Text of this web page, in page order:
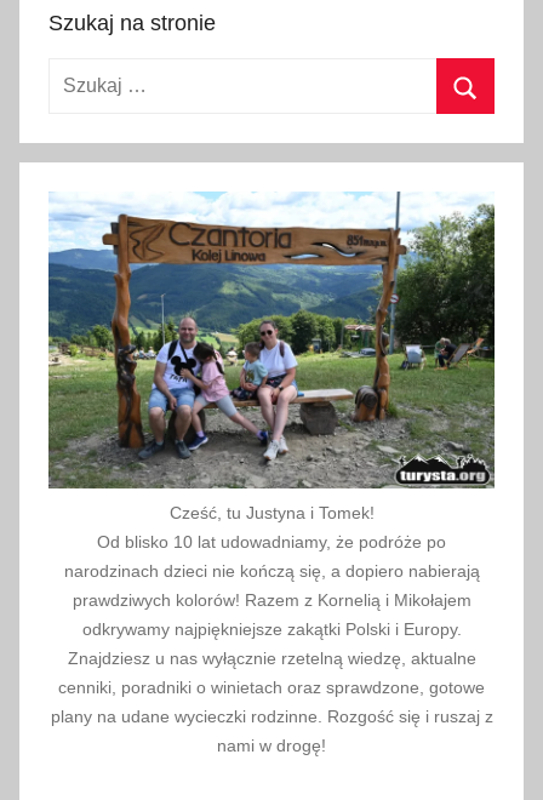
m
2
2
6
Szukaj na stronie
Szukaj:
Cześć, tu Justyna i Tomek!
Od blisko 10 lat udowadniamy, że podróże po
narodzinach dzieci nie kończą się, a dopiero nabierają
prawdziwych kolorów! Razem z Kornelią i Mikołajem
odkrywamy najpiękniejsze zakątki Polski i Europy.
Znajdziesz u nas wyłącznie rzetelną wiedzę, aktualne
cenniki, poradniki o winietach oraz sprawdzone, gotowe
plany na udane wycieczki rodzinne. Rozgość się i ruszaj z
nami w drogę!